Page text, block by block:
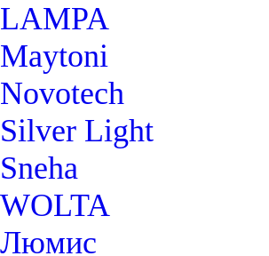
LAMPA
Maytoni
Novotech
Silver Light
Sneha
WOLTA
Люмис